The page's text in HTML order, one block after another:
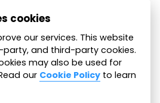
para mantenerte
cookies
our services. This website
and third-party cookies.
may also be used for
our Cookie Policy to learn